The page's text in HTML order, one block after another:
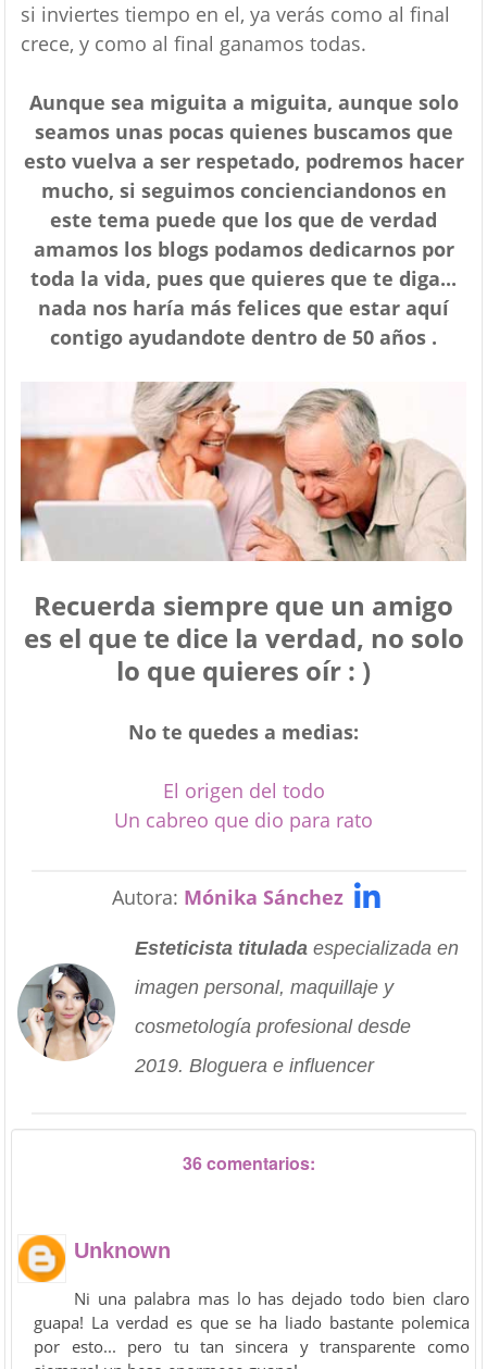
si inviertes tiempo en el, ya verás como al final
crece, y como al final ganamos todas.
Aunque sea miguita a miguita, aunque solo
seamos unas pocas quienes buscamos que
esto vuelva a ser respetado, podremos hacer
mucho, si seguimos concienciandonos en
este tema puede que los que de verdad
amamos los blogs podamos dedicarnos por
toda la vida, pues que quieres que te diga...
nada nos haría más felices que estar aquí
contigo ayudandote dentro de 50 años .
Recuerda siempre que un amigo
es el que te dice la verdad, no solo
lo que quieres oír : )
No te quedes a medias:
El origen del todo
Un cabreo que dio para rato
Autora: Mónika Sánchez
Esteticista tituladaespecializada en
imagen personal, maquillaje y
cosmetología profesional desde
2019. Bloguera e influencer
36 comentarios:
Unknown
Ni una palabra mas lo has dejado todo bien claro
guapa! La verdad es que se ha liado bastante polemica
por esto... pero tu tan sincera y transparente como